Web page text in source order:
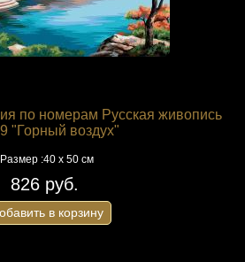
по номерам Русская живопись
"Горный воздух"
Размер :40 х 50 см
826 руб.
в корзину